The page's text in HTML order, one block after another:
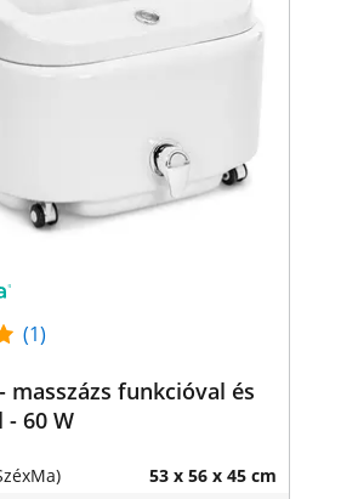
(1)
masszázs funkcióval és
- 60 W
53 x 56 x 45 cm